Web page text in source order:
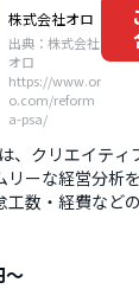
株式会社オロ
出典：株式会社
オロ
https://www.or
o.com/reform
a-psa/
、クリエイティ
ーな経営分析
工数・経費など
元管理すること
ます。進行中の
了前もタイム
～